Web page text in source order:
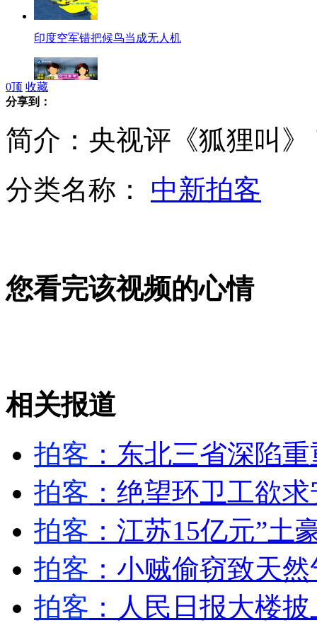
印度空军错把候鸟当成无人机
黑车司机为吸毒帮助毒贩运毒
郭晶晶被曝搬离霍家大宅 不适应豪门生活
湖南一妇女因家庭矛盾砍死三个亲生儿子
山西运城恶犬咬伤多人 警民合力深夜将其击毙
女孩北京地铁殴打老人 痛下狠手拳打脚踢
0顶 收藏
分享到：
简介：央视评《狐狸叫
分类名称： 中新拍客
您看完该视频的心情
相关报道
拍客 ：东北三省深陷
拍客 ：绝望环卫工欲
拍客 ：江苏15亿元”土
拍客 ：小贼偷窃致天
拍客 ：人民日报大楼